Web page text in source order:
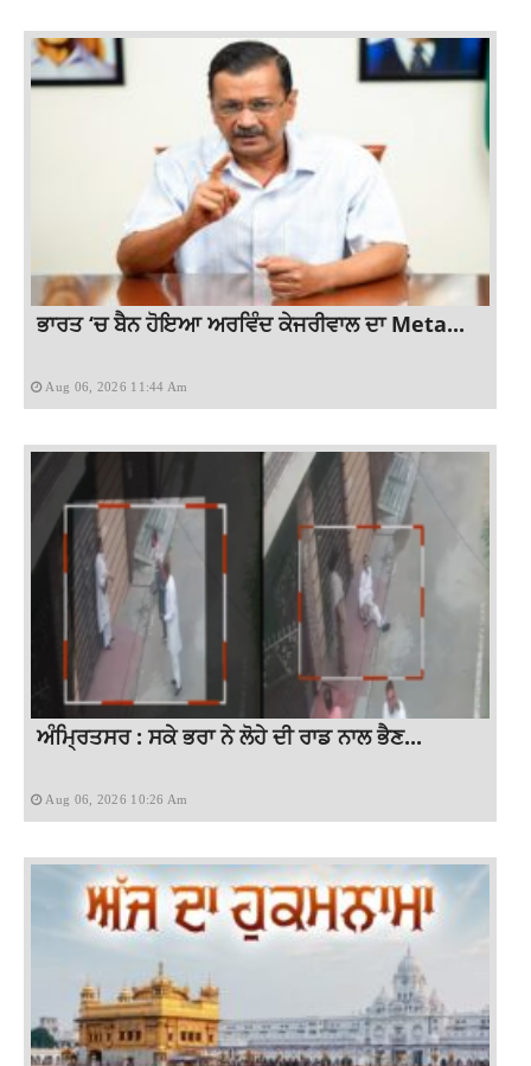
ਭਾਰਤ ‘ਚ ਬੈਨ ਹੋਇਆ ਅਰਵਿੰਦ ਕੇਜਰੀਵਾਲ ਦਾ Meta...
Aug 06, 2026 11:44 Am
ਅੰਮ੍ਰਿਤਸਰ : ਸਕੇ ਭਰਾ ਨੇ ਲੋਹੇ ਦੀ ਰਾਡ ਨਾਲ ਭੈਣ...
Aug 06, 2026 10:26 Am